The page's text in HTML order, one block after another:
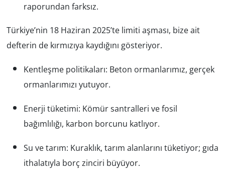
raporundan farksız.
Türkiye’nin 18 Haziran 2025’te limiti aşması, bize ait
defterin de kırmızıya kaydığını gösteriyor.
Kentleşme politikaları: Beton ormanlarımız, gerçek
ormanlarımızı yutuyor.
Enerji tüketimi: Kömür santralleri ve fosil
bağımlılığı, karbon borcunu katlıyor.
Su ve tarım: Kuraklık, tarım alanlarını tüketiyor; gıda
ithalatıyla borç zinciri büyüyor.